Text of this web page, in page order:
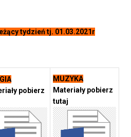
tydzień tj. 01.03.2021r
pobierz
MUZYKA
Materiały pobierz
tutaj